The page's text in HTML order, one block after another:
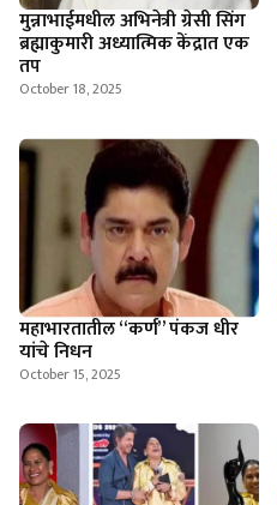
मुन्नाभाईमधील अभिनेत्री ग्रेसी सिंग
ब्रह्माकुमारी अध्यात्मिक केंद्रात एक
तप
October 18, 2025
महाभारतातील “कर्ण” पंकज धीर
यांचे निधन
October 15, 2025